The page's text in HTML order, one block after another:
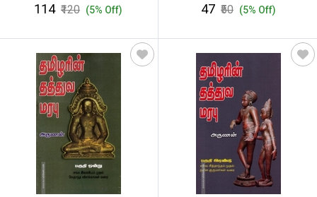
₹114 ₹120 (5% Off) ₹47 ₹50 (5% Off)